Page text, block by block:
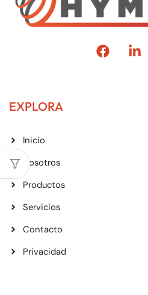
EXPLORA
Inicio
Nosotros
Productos
Servicios
Contacto
Privacidad